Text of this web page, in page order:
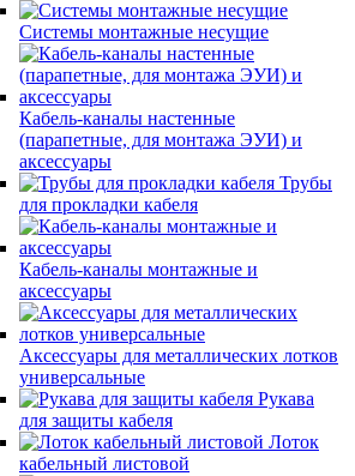
Системы монтажные несущие
Кабель-каналы настенные
(парапетные, для монтажа ЭУИ) и
аксессуары
Трубы
для прокладки кабеля
Кабель-каналы монтажные и
аксессуары
Аксессуары для металлических лотков
универсальные
Рукава
для защиты кабеля
Лоток
кабельный листовой